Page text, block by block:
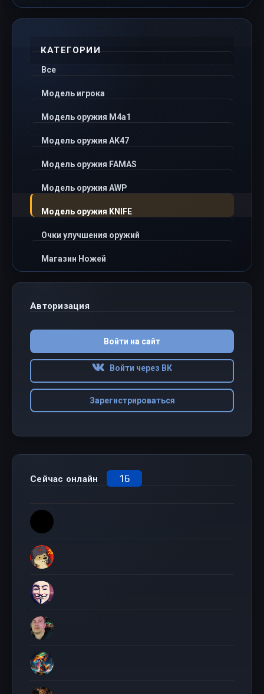
КАТЕГОРИИ
Все
Модель игрока
Модель оружия M4a1
Модель оружия AK47
Модель оружия FAMAS
Модель оружия AWP
Модель оружия KNIFE
Очки улучшения оружий
Магазин Ножей
Авторизация
Войти на сайт
Войти через ВК
Зарегистрироваться
Сейчас онлайн 16